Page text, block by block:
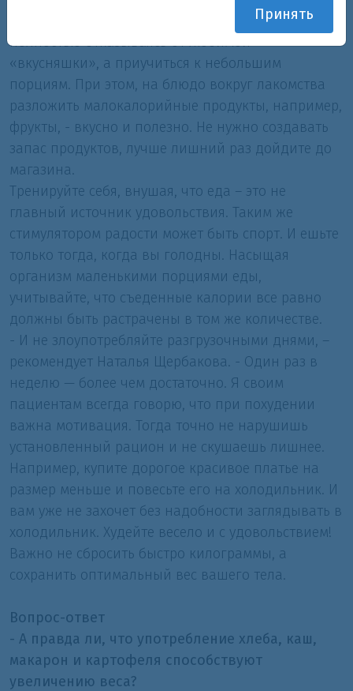
Специалисты рекомендуют не мучить себя,
полностью отказываясь от любимой
«вкусняшки», а приучиться к небольшим
порциям. При этом, на блюдо вокруг лакомства
разложить малокалорийные продукты, например,
фрукты, - вкусно и полезно. Не нужно создавать
запас продуктов, лучше лишний раз дойдите до
магазина.
Тренируйте себя, внушая, что еда – это не
главный источник удовольствия. Таким же
стимулятором радости может быть спорт. И ешьте
только тогда, когда вы голодны. Насыщая
организм маленькими порциями еды,
учитывайте, что съеденные калории все равно
должны быть растрачены в том же количестве.
- И не злоупотребляйте разгрузочными днями, –
рекомендует Наталья Щербакова. - Один раз в
неделю — более чем достаточно. Я своим
пациентам всегда говорю, что при похудении
важна мотивация. Тогда точно не нарушишь
установленный рацион и не скушаешь лишнее.
Например, купите дорогое красивое платье на
размер меньше и повесьте его на холодильник. И
вам уже не захочет без надобности заглядывать в
холодильник. Худейте весело и с удовольствием!
Важно не сбросить быстро килограммы, а
сохранить оптимальный вес вашего тела.
Вопрос-ответ
- А правда ли, что употребление хлеба, каш,
макарон и картофеля способствуют
увеличению веса?
Принять